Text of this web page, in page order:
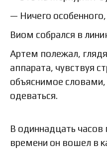
— Ничего особенного,
Виом собрался в
Артем полежал,
аппарата, чувствуя
объяснимое словами,
одеваться.
В одиннадцать
времени он вошел в